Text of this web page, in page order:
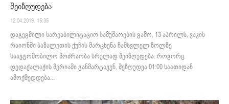
შეიზღუდება
12.04.2019. 15:35
დაგეგმილი სარეაბილიტაციო სამუშაოების გამო, 13 აპრილს, ვაკის
რაიონში ბაზალეთის ქუჩის მარცხენა ჩამსვლელ ზოლზე
საავტომობილო მოძრაობა სრულად შეიზღუდება. როგორც
დედაქალაქის მერიაში განმარტავენ, შეზღუდვა 01:00 საათიდან
ამოქმედდება...